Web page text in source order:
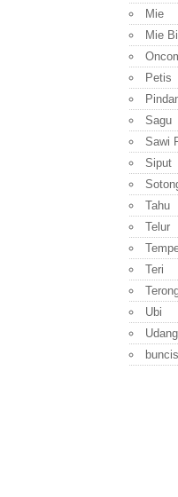
Mie
Mie
Petis
Sagu
Sawi
Siput
Tahu
Telur
Teri
Ubi
Udang
buncis